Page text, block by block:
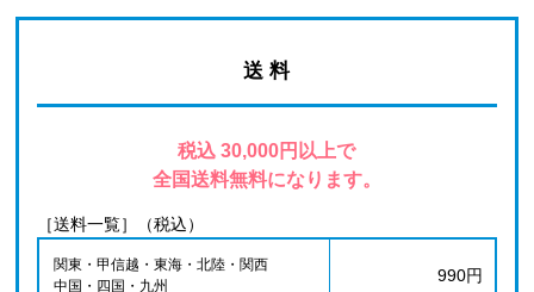
送 料
税込 30,000円以上で
全国送料無料になります。
［送料一覧］（税込）
関東・甲信越・東海・北陸・関西
中国・四国・九州
990円